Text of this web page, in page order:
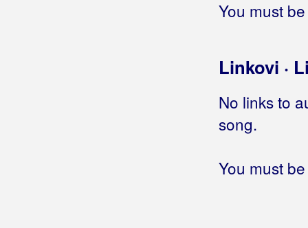
You must
Linkovi ·
No links to
song.
You must